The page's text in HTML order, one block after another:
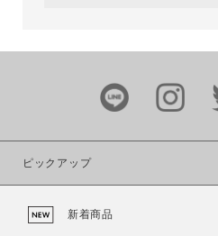
ピックアップ
新着商品